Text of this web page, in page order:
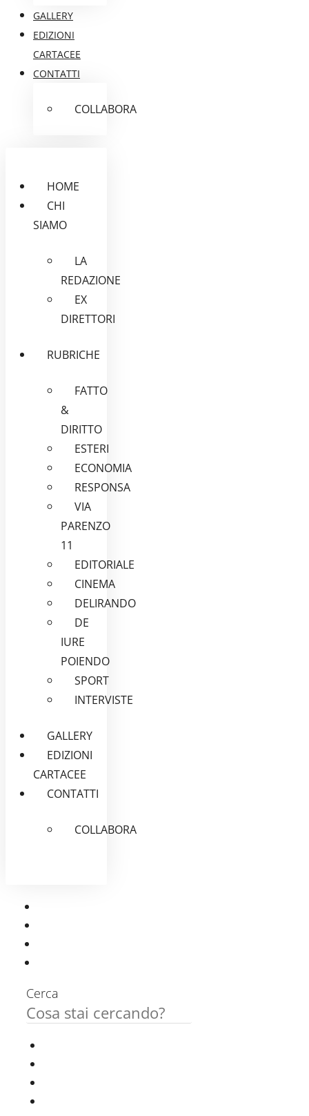
GALLERY
EDIZIONI
CARTACEE
CONTATTI
COLLABORA
HOME
CHI
SIAMO
LA
REDAZIONE
EX
DIRETTORI
RUBRICHE
FATTO
&
DIRITTO
ESTERI
ECONOMIA
RESPONSA
VIA
PARENZO
11
EDITORIALE
CINEMA
DELIRANDO
DE
IURE
POIENDO
SPORT
INTERVISTE
GALLERY
EDIZIONI
CARTACEE
CONTATTI
COLLABORA
Cerca